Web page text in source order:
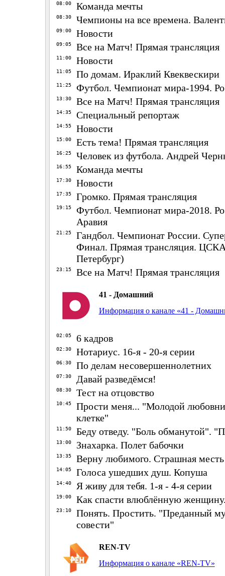
08:00 Команда мечты
08:30 Чемпионы на все времена.
09:00 Новости
09:05 Все на Матч! Прямая трансляция
11:00 Новости
11:05 По домам. Ираклий Квеквескири
11:25 Футбол. Чемпионат мира-1994.
13:30 Все на Матч! Прямая трансляция
14:35 Специальный репортаж
14:55 Новости
15:00 Есть тема! Прямая трансляция
16:25 Человек из футбола. Андрей
16:55 Команда мечты
17:30 Новости
17:35 Громко. Прямая трансляция
19:15
Футбол. Чемпионат мира-2018.
Аравия
21:25
Гандбол. Чемпионат России.
Финал. Прямая трансляция.
Петербург)
23:15 Все на Матч! Прямая трансляция
41 - Домашний
Информация о канале «41 -
02:05 6 кадров
02:30 Нотариус. 16-я - 20-я серии
06:30 По делам несовершеннолетних
07:30 Давай разведёмся!
08:30 Тест на отцовство
10:45
Прости меня... "Молодой
клетке"
11:50 Беду отведу. "Боль обманутой".
13:00 Знахарка. Полет бабочки
13:35 Верну любимого. Страшная месть
14:05 Голоса ушедших душ. Копуша
14:40 Я живу для тебя. 1-я - 4-я серии
19:00 Как спасти влюблённую
23:10
Понять. Простить. "Преданный
совести"
REN-TV
Информация о канале «REN-TV»